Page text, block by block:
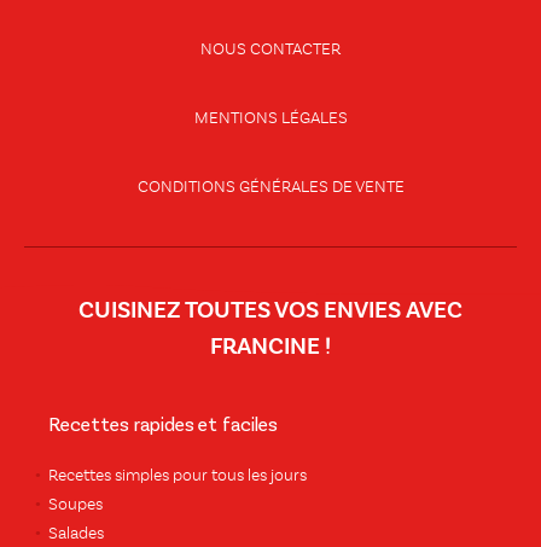
NOUS CONTACTER
MENTIONS LÉGALES
CONDITIONS GÉNÉRALES DE VENTE
CUISINEZ TOUTES VOS ENVIES AVEC
FRANCINE !
Recettes rapides et faciles
Recettes simples pour tous les jours
Soupes
Salades